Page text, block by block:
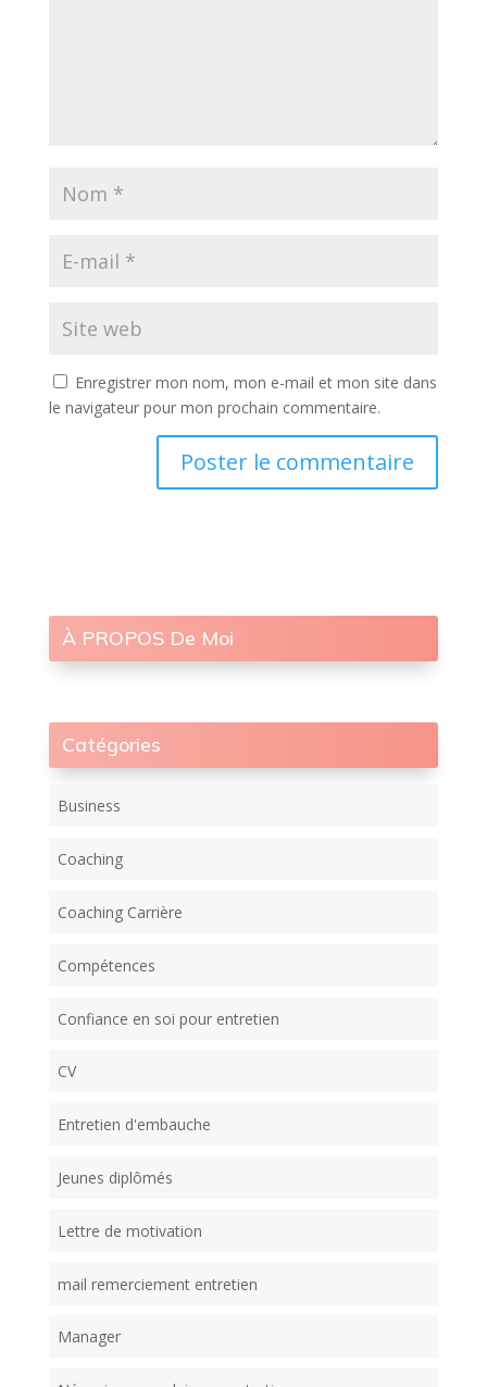
Enregistrer mon nom, mon e-mail et mon site dans
le navigateur pour mon prochain commentaire.
À PROPOS De Moi
Catégories
Business
Coaching
Coaching Carrière
Compétences
Confiance en soi pour entretien
CV
Entretien d'embauche
Jeunes diplômés
Lettre de motivation
mail remerciement entretien
Manager